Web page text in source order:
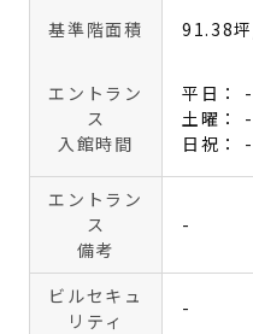
基準階面積 91.38坪
エントラン
ス
入館時間
平日： -
土曜： -
日祝： -
エントラン
ス
備考
-
ビルセキュ
リティ
-